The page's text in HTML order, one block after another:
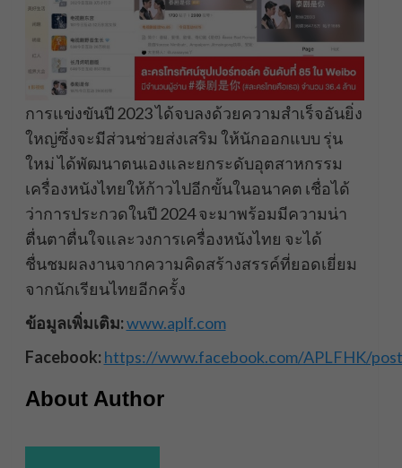
การแข่งขันปี 2023 ได้จบลงด้วยความสำเร็จอันยิ่ง
ใหญ่ซึ่งจะมีส่วนช่วยส่งเสริม ให้นักออกแบบ รุ่น
ใหม่ ได้พัฒนาตนเองและยกระดับอุตสาหกรรม
เครื่องหนังไทยให้ก้าวไปอีกขั้นในอนาคต เชื่อได้
ว่าการประกวดในปี 2024 จะมาพร้อมมีความน่า
ตื่นตาตื่นใจและวงการเครื่องหนังไทย จะได้
ชื่นชมผลงานจากความคิดสร้างสรรค์ที่ยอดเยี่ยม
จากนักเรียนไทยอีกครั้ง
ข้อมูลเพิ่มเติม:www.aplf.com
Facebook: https://www.facebook.com/APLFHK/
About Author